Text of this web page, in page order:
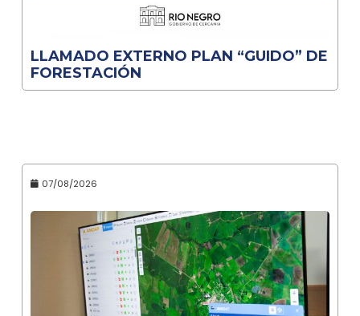
LLAMADO EXTERNO PLAN “GUIDO” DE
FORESTACIÓN
07/08/2026